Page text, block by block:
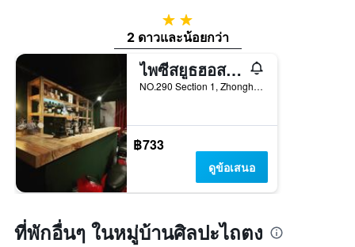
2 ดาว
2 ดาวและน้อยกว่า
ไพซีสยูธฮอสเทล
NO.290 Section 1, Zhonghua Road, ไถตง, ไต้หวัน
฿733
ดูข้อเสนอ
ที่พักอื่นๆ ในหมู่บ้านศิลปะไถตง